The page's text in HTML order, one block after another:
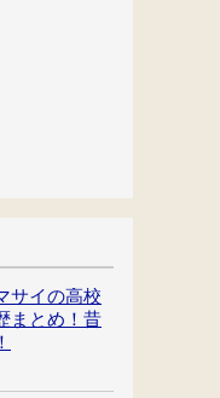
サイの高校
まとめ！昔